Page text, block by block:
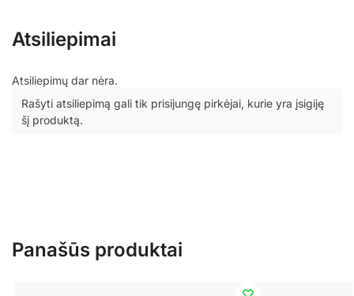
Atsiliepimai
Atsiliepimų dar nėra.
Rašyti atsiliepimą gali tik prisijungę pirkėjai, kurie yra įsigiję
šį produktą.
Panašūs produktai